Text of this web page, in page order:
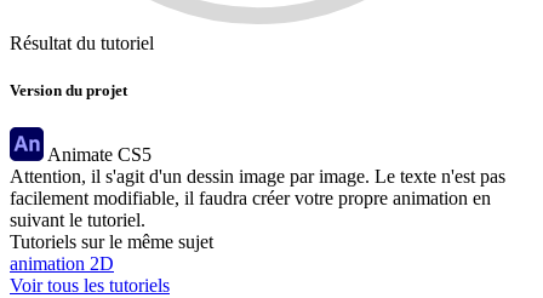
Résultat du tutoriel
Version du projet
Animate CS5
Attention, il s'agit d'un dessin image par image. Le texte n'est pas
facilement modifiable, il faudra créer votre propre animation en
suivant le tutoriel.
Tutoriels sur le même sujet
animation 2D
Voir tous les tutoriels